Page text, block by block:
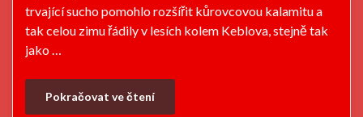
trvající sucho pomohlo rozšířit kůrovcovou kalamitu a
tak celou zimu řádily v lesích kolem Keblova, stejně tak
jako …
Pokračovat ve čtení